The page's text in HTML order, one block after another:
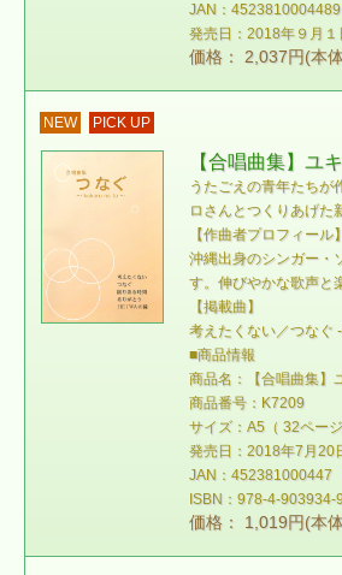
JAN：4523810004489
発売日：2018年９月１
価格： 2,037円(本
NEW PICK UP
【合唱曲集】ユ
うたごえの青年たちが
ロさんとつくりあげた
【作曲者プロフィール】
沖縄出身のシンガー・
す。伸びやかな歌声と
【掲載曲】
考えたくない／つなぐ
■商品情報
商品名：【合唱曲集】
商品番号：K7209
サイズ：A5（ 32ページ
発売日：2018年7月20
JAN：452381000447
ISBN：978-4-903934-
価格： 1,019円(本